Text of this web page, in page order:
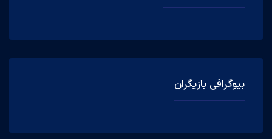
بیوگرافی بازیگران